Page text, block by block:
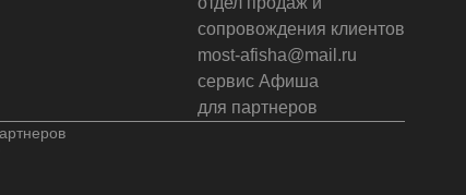
сопровождения клиентов
most-afisha@mail.ru
сервис Афиша
для партнеров